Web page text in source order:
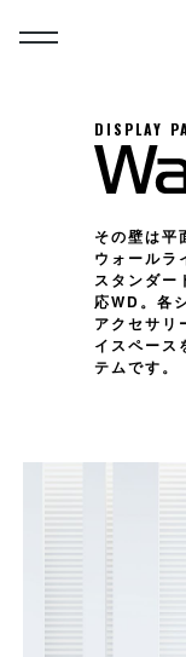
DISPLAY
その壁は平
ウォールラ
スタンダー
応WD。各
アクセサリ
イスペース
テムです。